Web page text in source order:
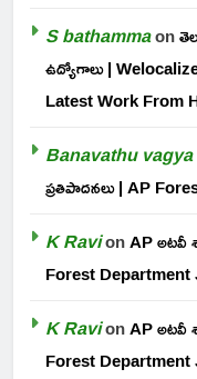
S bathammaon
ఉద్యోగాలు |
Latest Work From
Banavathu
ప్రతిపాదనలు | AP
K RavionAP అటవీ
Forest
K RavionAP అటవీ
Forest